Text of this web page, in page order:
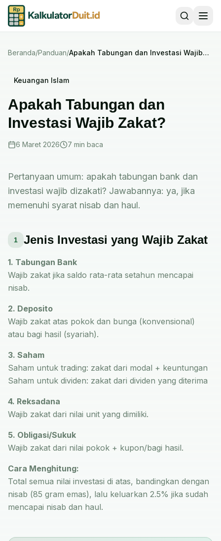
Beranda/Panduan/Apakah Tabungan dan Investasi Wajib
Keuangan Islam
Apakah Tabungan dan
Investasi Wajib Zakat?
6 Maret 2026 7 min baca
Pertanyaan umum: apakah tabungan bank dan
investasi wajib dizakati? Jawabannya: ya, jika
memenuhi syarat nisab dan haul.
1 Jenis Investasi yang Wajib Zakat
1. Tabungan Bank
Wajib zakat jika saldo rata-rata setahun mencapai
nisab.
2. Deposito
Wajib zakat atas pokok dan bunga (konvensional)
atau bagi hasil (syariah).
3. Saham
Saham untuk trading: zakat dari modal + keuntungan
Saham untuk dividen: zakat dari dividen yang diterima
4. Reksadana
Wajib zakat dari nilai unit yang dimiliki.
5. Obligasi/Sukuk
Wajib zakat dari nilai pokok + kupon/bagi hasil.
Cara Menghitung:
Total semua nilai investasi di atas, bandingkan dengan
nisab (85 gram emas), lalu keluarkan 2.5% jika sudah
mencapai nisab dan haul.